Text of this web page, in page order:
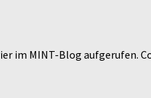
im MINT-Blog aufgerufen.